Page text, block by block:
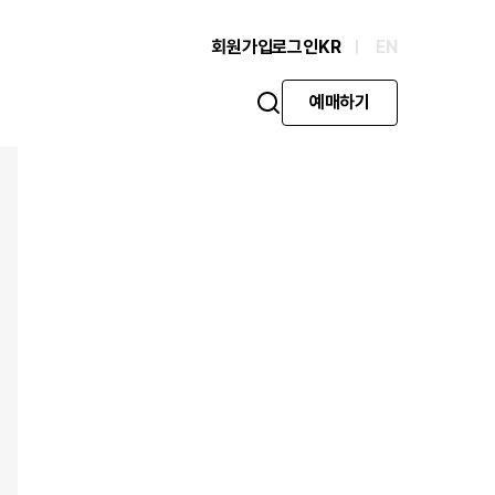
회원가입로그인KR EN
예매하기